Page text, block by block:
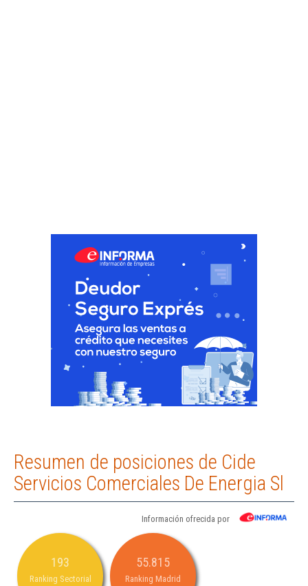
Resumen de posiciones de Cide
Servicios Comerciales De Energia Sl
Información ofrecida por
193
Ranking Sectorial
55.815
Ranking Madrid